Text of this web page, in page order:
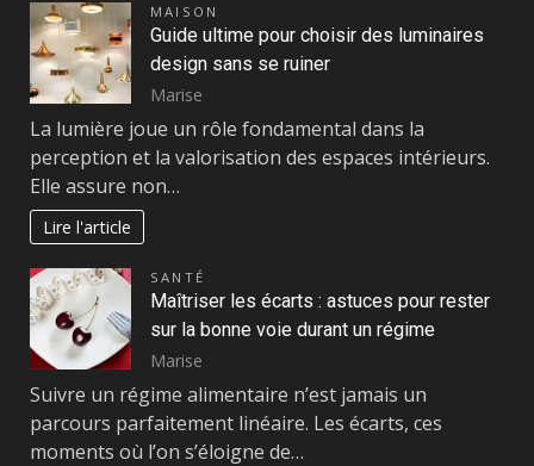
MAISON
Guide ultime pour choisir des luminaires
design sans se ruiner
Marise
La lumière joue un rôle fondamental dans la
perception et la valorisation des espaces intérieurs.
Elle assure non…
Lire l'article
SANTÉ
Maîtriser les écarts : astuces pour rester
sur la bonne voie durant un régime
Marise
Suivre un régime alimentaire n’est jamais un
parcours parfaitement linéaire. Les écarts, ces
moments où l’on s’éloigne de…